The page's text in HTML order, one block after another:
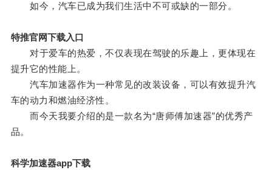
如今，汽车已成为我们生活中不可或缺的一部分。
特推官网下载入口
对于爱车的热爱，不仅表现在驾驶的乐趣上，更体现在
提升它的性能上。
汽车加速器作为一种常见的改装设备，可以有效提升汽
车的动力和燃油经济性。
而今天我要介绍的是一款名为“唐师傅加速器”的优秀产
品。
科学加速器app下载